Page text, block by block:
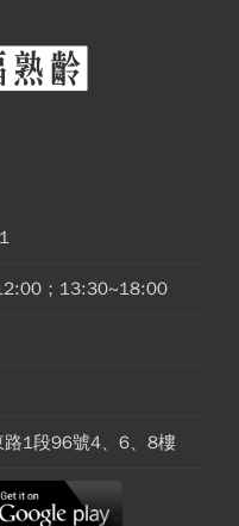
；13:30~18:00
1段96號4、6、8樓